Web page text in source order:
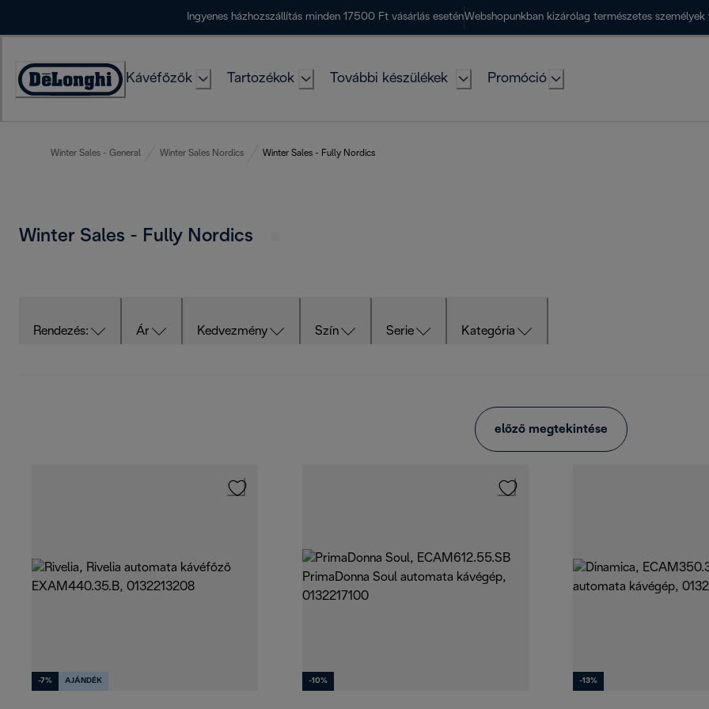
Ingyenes házhozszállítás minden 17500 Ft vásárlás eseténWebshopunkban kizárólag természetes személyek
Accessibility
Kávéfőzők Tartozékok További készülékek Promóció
Winter Sales - General Winter Sales Nordics Winter Sales - Fully Nordics
Winter Sales - Fully Nordics
Rendezés: Ár Kedvezmény Szín Serie Kategória
előző megtekintése
-7% AJÁNDÉK -10% -13%